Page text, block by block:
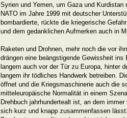
Syrien und Yemen, um Gaza und
NATO im Jahre 1999 mit deutscher
bombardierte, rückte die kriegerische
und dem gedanklichen Aufmerken auch in
Raketen und Drohnen, mehr noch die vor
drängen eine beängstigende Gewissheit
langem auch vor der Tür zu Europa, hinter
langem ihr tödliches Handwerk betreiben.
öffnet und die Kriegsmaschinerie auch die
mitteleuropäische Normalität in einem
Drehbuch jahrhundertealt ist, an dem
sich kurz und knapp zusammenfassen